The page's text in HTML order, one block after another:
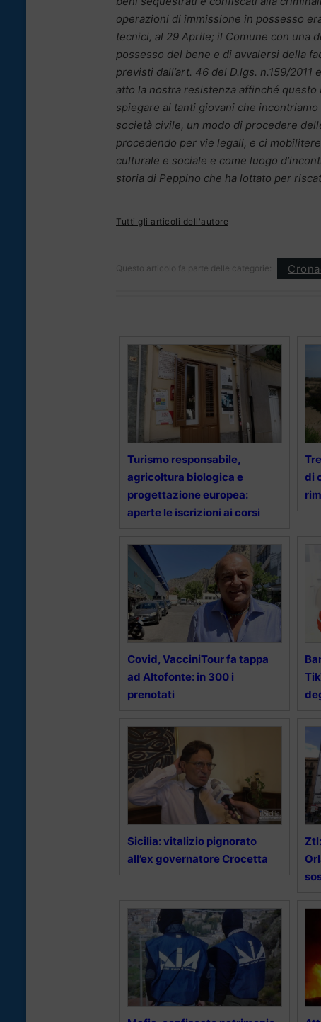
operazioni di immissione in possesso
tecnici, al 29 Aprile; il Comune con una
possesso del bene e di avvalersi della
previsti dall’art. 46 del D.lgs. n.159/
atto la nostra resistenza affinché
spiegare ai tanti giovani che
società civile, un modo di procedere
procedendo per vie legali, e ci
culturale e sociale e come luogo
storia di Peppino che ha lottato per
Tutti gli articoli dell'autore
Questo articolo fa parte delle categorie:
Turismo responsabile,
agricoltura biologica e
progettazione europea:
aperte le iscrizioni ai corsi
di
Covid, VacciniTour fa tappa
ad Altofonte: in 300 i
prenotati
Sicilia: vitalizio pignorato
all’ex governatore Crocetta